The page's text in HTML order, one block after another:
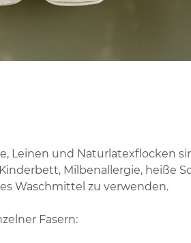
Leinen und Naturlatexflocken
Milbenallergie, heiße
Waschmittel zu verwenden.
Fasern: